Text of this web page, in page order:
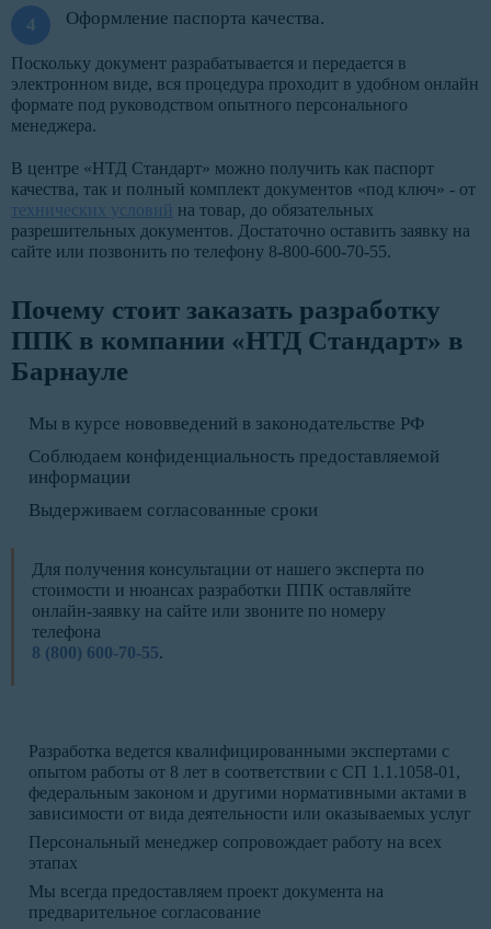
Оформление паспорта качества.
Поскольку документ разрабатывается и передается в
электронном виде, вся процедура проходит в удобном онлайн
формате под руководством опытного персонального
менеджера.
В центре «НТД Стандарт» можно получить как паспорт
качества, так и полный комплект документов «под ключ» - от
технических условий на товар, до обязательных
разрешительных документов. Достаточно оставить заявку на
сайте или позвонить по телефону 8-800-600-70-55.
Почему стоит заказать разработку
ППК в компании «НТД Стандарт» в
Барнауле
Мы в курсе нововведений в законодательстве РФ
Соблюдаем конфиденциальность предоставляемой
информации
Выдерживаем согласованные сроки
Для получения консультации от нашего эксперта по
стоимости и нюансах разработки ППК оставляйте
онлайн-заявку на сайте или звоните по номеру
телефона
8 (800) 600-70-55.
Разработка ведется квалифицированными экспертами с
опытом работы от 8 лет в соответствии с СП 1.1.1058-01,
федеральным законом и другими нормативными актами в
зависимости от вида деятельности или оказываемых услуг
Персональный менеджер сопровождает работу на всех
этапах
Мы всегда предоставляем проект документа на
предварительное согласование